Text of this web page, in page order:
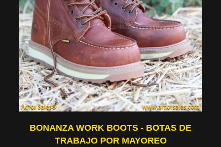
BONANZA WORK BOOTS - BOTAS DE
TRABAJO POR MAYOREO